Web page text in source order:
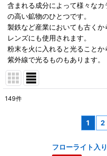
含まれる成分によって様々な
の高い鉱物のひとつです。
製鉄など産業においても古く
レンズにも使用されます。
粉末を火に入れると光ることか
紫外線で光るものもあります。
149件
1 2
フローライト入